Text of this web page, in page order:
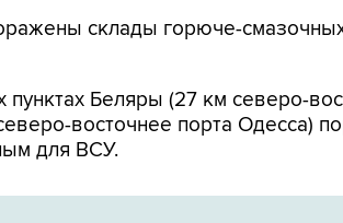
склады горюче-
Беляры (27 км северо-
восточнее порта Одесса)
для ВСУ.